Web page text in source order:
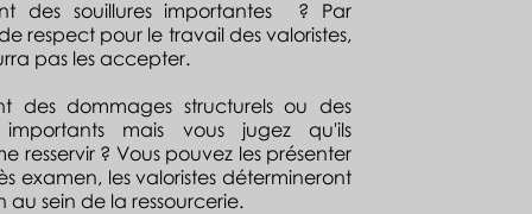
des souillures importantes ? Par
respect pour le travail des valoristes,
pas les accepter.
des dommages structurels ou des
importants mais vous jugez qu'ils
resservir ? Vous pouvez les présenter
examen, les valoristes détermineront
sein de la ressourcerie.